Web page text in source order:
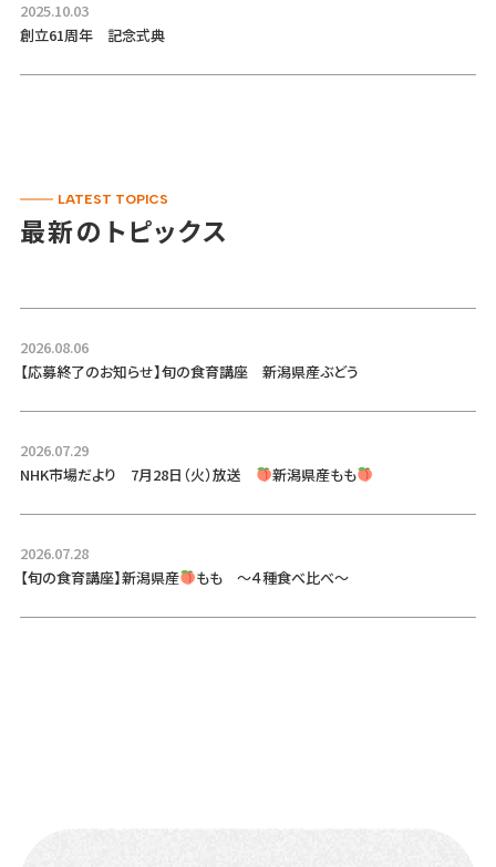
2025.10.03
創立61周年 記念式典
LATEST TOPICS
最新のトピックス
2026.08.06
【応募終了のお知らせ】旬の食育講座 新潟県産ぶどう
2026.07.29
NHK市場だより 7月28日（火）放送
新潟県産もも
2026.07.28
【旬の食育講座】新潟県産
もも ～４種食べ比べ～